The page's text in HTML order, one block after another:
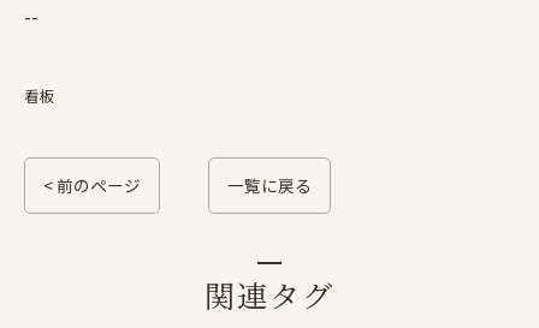
--
看板
< 前のページ 一覧に戻る
関連タグ